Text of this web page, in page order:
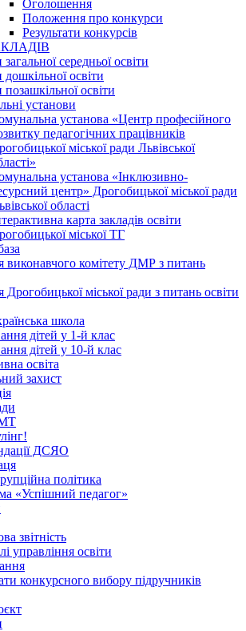
Оголошення
Положення про конкурси
Результати конкурсів
середньої освіти
дошкільної освіти
позашкільної освіти
установи
установа «Центр професійного
педагогічних працівників
міської ради Львівської
установа «Інклюзивно-
центр» Дрогобицької міської ради
області
карта закладів освіти
міської ТГ
виконавчого комітету ДМР з питань
Дрогобицької міської ради з питань освіти
школа
дітей у 1-й клас
дітей у 10-й клас
освіта
захист
ДСЯО
політика
«Успішний педагог»
звітність
управління освіти
конкурсного вибору підручників